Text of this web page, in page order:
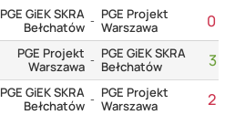
PGE GiEK SKRA
Bełchatów - PGE Projekt
Warszawa
0
PGE Projekt
Warszawa - PGE GiEK SKRA
Bełchatów
3
PGE GiEK SKRA
Bełchatów - PGE Projekt
Warszawa
2